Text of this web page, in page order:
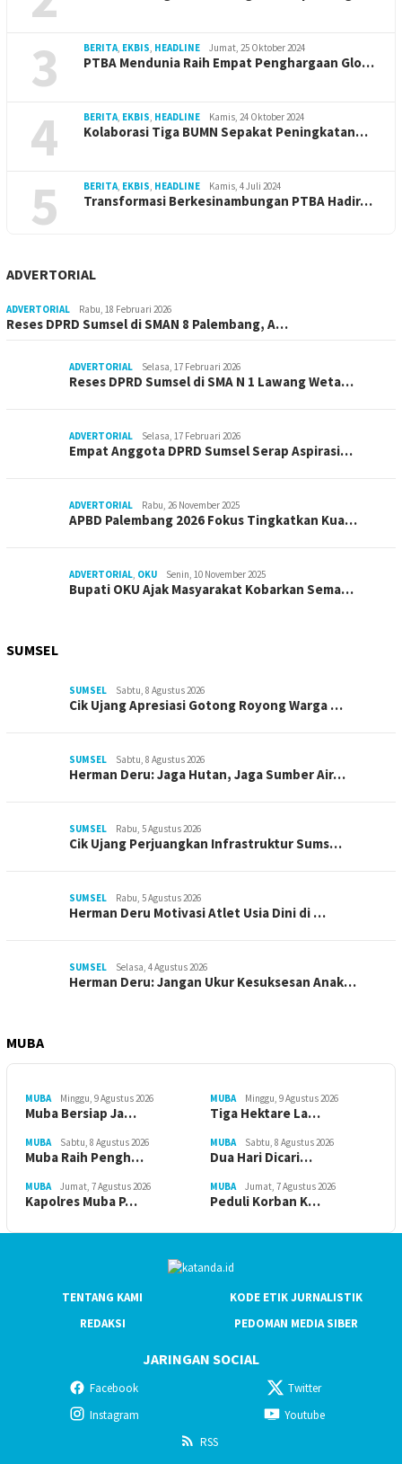
3 BERITA EKBIS HEADLINE Jumat, 25 Oktober 2024
PTBA Mendunia Raih Empat Penghargaan Glo…
4 BERITA EKBIS HEADLINE Kamis, 24 Oktober 2024
Kolaborasi Tiga BUMN Sepakat Peningkatan…
5 BERITA EKBIS HEADLINE Kamis, 4 Juli 2024
Transformasi Berkesinambungan PTBA Hadir…
ADVERTORIAL
ADVERTORIAL Rabu, 18 Februari 2026
Reses DPRD Sumsel di SMAN 8 Palembang, A…
ADVERTORIAL Selasa, 17 Februari 2026
Reses DPRD Sumsel di SMA N 1 Lawang Weta…
ADVERTORIAL Selasa, 17 Februari 2026
Empat Anggota DPRD Sumsel Serap Aspirasi…
ADVERTORIAL Rabu, 26 November 2025
APBD Palembang 2026 Fokus Tingkatkan Kua…
ADVERTORIAL OKU Senin, 10 November 2025
Bupati OKU Ajak Masyarakat Kobarkan Sema…
SUMSEL
SUMSEL Sabtu, 8 Agustus 2026
Cik Ujang Apresiasi Gotong Royong Warga …
SUMSEL Sabtu, 8 Agustus 2026
Herman Deru: Jaga Hutan, Jaga Sumber Air…
SUMSEL Rabu, 5 Agustus 2026
Cik Ujang Perjuangkan Infrastruktur Sums…
SUMSEL Rabu, 5 Agustus 2026
Herman Deru Motivasi Atlet Usia Dini di …
SUMSEL Selasa, 4 Agustus 2026
Herman Deru: Jangan Ukur Kesuksesan Anak…
MUBA
MUBA Minggu, 9 Agustus 2026
Muba Bersiap Ja…
MUBA Minggu, 9 Agustus 2026
Tiga Hektare La…
MUBA Sabtu, 8 Agustus 2026
Muba Raih Pengh…
MUBA Sabtu, 8 Agustus 2026
Dua Hari Dicari…
MUBA Jumat, 7 Agustus 2026
Kapolres Muba P…
MUBA Jumat, 7 Agustus 2026
Peduli Korban K…
TENTANG KAMI
KODE ETIK JURNALISTIK
REDAKSI
PEDOMAN MEDIA SIBER
JARINGAN SOCIAL
Facebook
Twitter
Instagram
Youtube
RSS